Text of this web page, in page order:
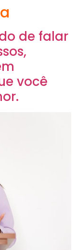
de falar
você